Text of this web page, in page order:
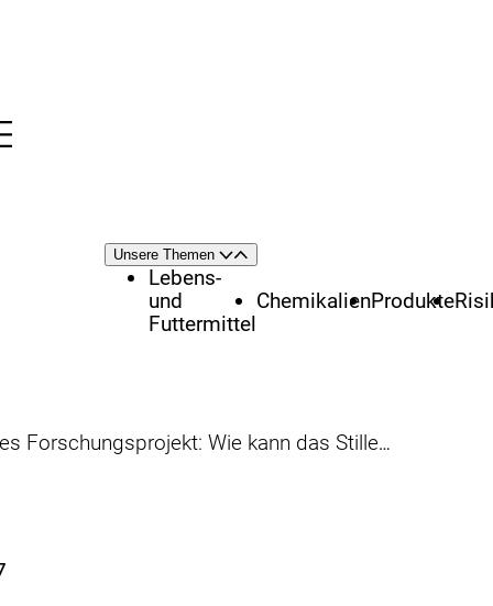
Themenschwerpunkte
Unsere Themen Öffnen
Schließen
Lebens-
und
Futtermittel
ChemikalienProdukte
Wie kann das Stillen in Deutschland gefördert werden?